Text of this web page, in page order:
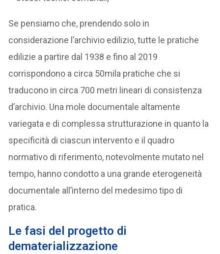
Se pensiamo che, prendendo solo in
considerazione l’archivio edilizio, tutte le pratiche
edilizie a partire dal 1938 e fino al 2019
corrispondono a circa 50mila pratiche che si
traducono in circa 700 metri lineari di consistenza
d’archivio. Una mole documentale altamente
variegata e di complessa strutturazione in quanto la
specificità di ciascun intervento e il quadro
normativo di riferimento, notevolmente mutato nel
tempo, hanno condotto a una grande eterogeneità
documentale all’interno del medesimo tipo di
pratica.
Le fasi del progetto di
dematerializzazione